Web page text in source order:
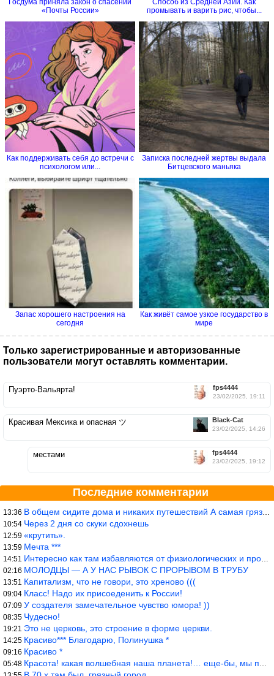
Госдума приняла закон о спасении
«Почты России»
Способ из Средней Азии. Как
промывать и варить рис, чтобы...
Как поддерживать себя до встречи с
психологом или...
Записка последней жертвы выдала
Битцевского маньяка
Запас хорошего настроения на
сегодня
Как живёт самое узкое государство в
мире
Только зарегистрированные и авторизованные
пользователи могут оставлять комментарии.
fps4444
23/02/2025, 19:11
Пуэрто-Вальярта!
Black-Cat
23/02/2025, 14:26
Красивая Мексика и опасная ツ
fps4444
23/02/2025, 19:12
местами
Последние комментарии
13:36 В общем сидите дома и никаких путешествий А самая грязная в от
10:54 Через 2 дня со скуки сдохнешь
12:59 «крутить».
13:59 Мечта ***
14:51 Интересно как там избавляются от физиологических и прочих отходо
02:16 МОЛОДЦЫ — А У НАС РЫВОК С ПРОРЫВОМ В ТРУБУ
13:51 Капитализм, что не говори, это хреново (((
09:04 Класс! Надо их присоеденить к России!
07:09 У создателя замечательное чувство юмора! ))
08:35 Чудесно!
19:21 Это не церковь, это строение в форме церкви.
14:25 Красиво*** Благодарю, Полинушка *
09:16 Красиво *
05:48 Красота! какая волшебная наша планета!… еще-бы, мы понимали это…